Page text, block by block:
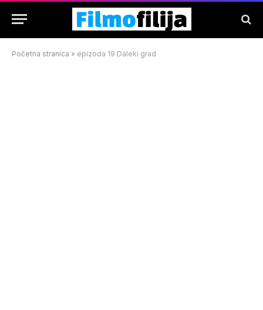
Početna stranica » epizoda 19 Daleki grad